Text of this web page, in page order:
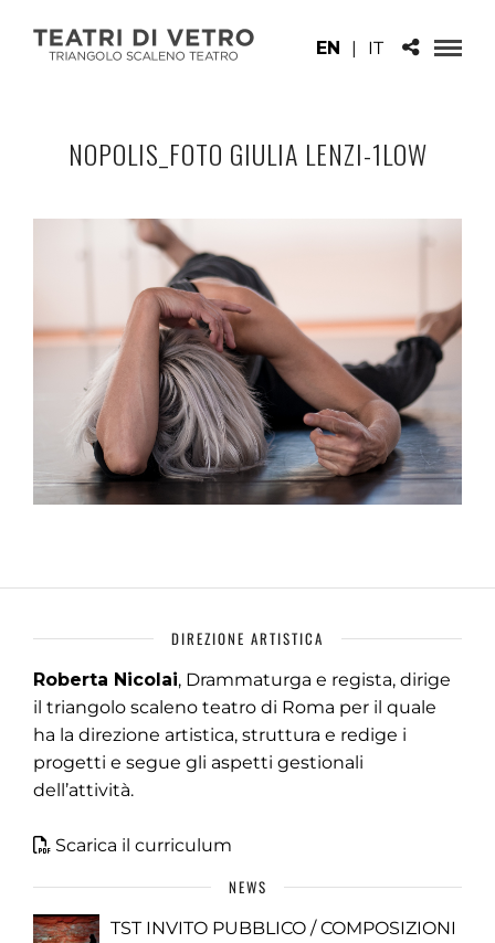
EN | IT
NOPOLIS_FOTO GIULIA LENZI-1LOW
DIREZIONE ARTISTICA
Roberta Nicolai, Drammaturga e regista, dirige
il triangolo scaleno teatro di Roma per il quale
ha la direzione artistica, struttura e redige i
progetti e segue gli aspetti gestionali
dell’attività.
Scarica il curriculum
NEWS
TST INVITO PUBBLICO / COMPOSIZIONI